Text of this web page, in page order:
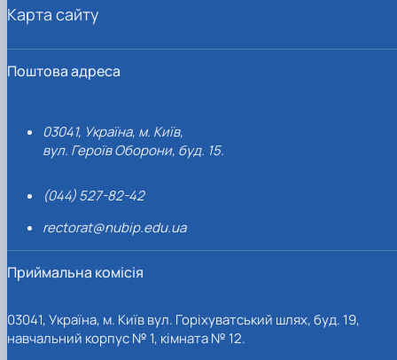
Поштова адреса
03041, Україна, м. Київ,
вул. Героїв Оборони, буд. 15.
(044) 527-82-42
rectorat@nubip.edu.ua
Приймальна комісія
03041, Україна, м. Київ вул. Горіхуватський шлях, буд. 19,
навчальний корпус № 1, кімната № 12.
Карта сайту